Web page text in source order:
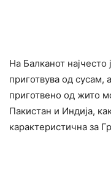
На Балканот најчесто
приготвува од сусам,
приготвено од жито
Пакистан и Индија,
карактеристична за